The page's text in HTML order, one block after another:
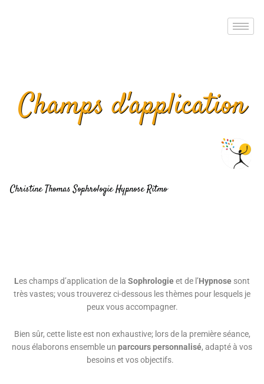
Champs d'application
Christine Thomas Sophrologie Hypnose Ritmo
Les champs d’application de la Sophrologieet de l’Hypnose sont
très vastes; vous trouverez ci-dessous les thèmes pour lesquels je
peux vous accompagner.
Bien sûr, cette liste est non exhaustive; lors de la première séance,
nous élaborons ensemble un parcours personnalisé, adapté à vos
besoins et vos objectifs.